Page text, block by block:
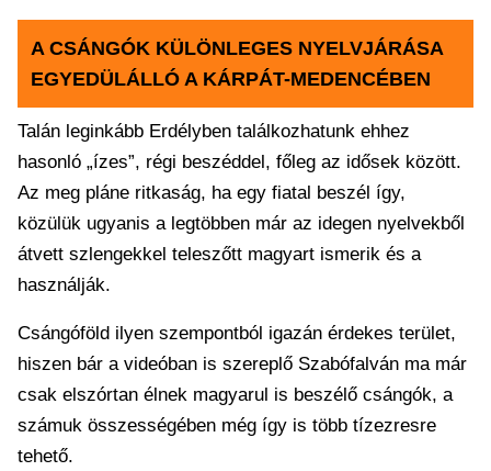
A CSÁNGÓK KÜLÖNLEGES NYELVJÁRÁSA
EGYEDÜLÁLLÓ A KÁRPÁT-MEDENCÉBEN
Talán leginkább Erdélyben találkozhatunk ehhez
hasonló „ízes”, régi beszéddel, főleg az idősek között.
Az meg pláne ritkaság, ha egy fiatal beszél így,
közülük ugyanis a legtöbben már az idegen nyelvekből
átvett szlengekkel teleszőtt magyart ismerik és a
használják.
Csángóföld ilyen szempontból igazán érdekes terület,
hiszen bár a videóban is szereplő Szabófalván ma már
csak elszórtan élnek magyarul is beszélő csángók, a
számuk összességében még így is több tízezresre
tehető.